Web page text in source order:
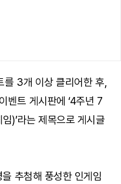
3개 이상 클리어한 후,
벤트 게시판에 ‘4주년 7
)’라는 제목으로 게시글
추첨해 풍성한 인게임